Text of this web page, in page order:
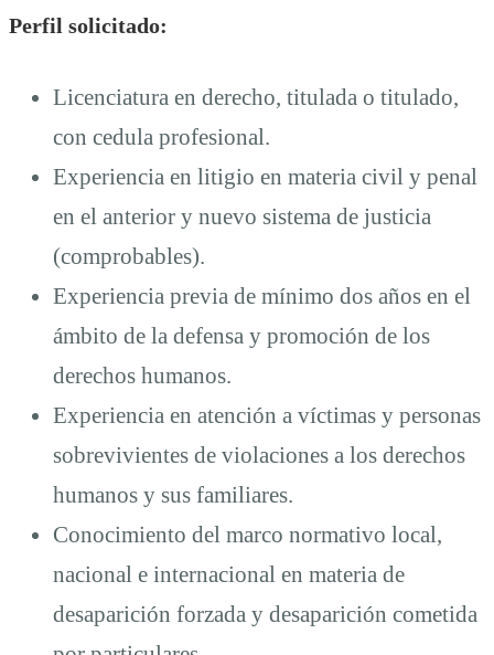
Perfil solicitado:
Licenciatura en derecho, titulada o titulado,
con cedula profesional.
Experiencia en litigio en materia civil y penal
en el anterior y nuevo sistema de justicia
(comprobables).
Experiencia previa de mínimo dos años en el
ámbito de la defensa y promoción de los
derechos humanos.
Experiencia en atención a víctimas y personas
sobrevivientes de violaciones a los derechos
humanos y sus familiares.
Conocimiento del marco normativo local,
nacional e internacional en materia de
desaparición forzada y desaparición cometida